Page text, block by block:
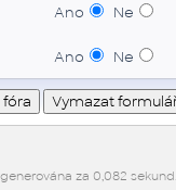
Ano Ne
Ano Ne
za 0,082 sekund.